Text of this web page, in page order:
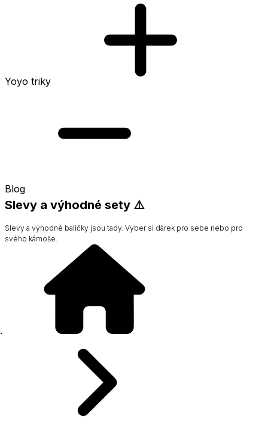
Yoyo triky
Blog
Slevy a výhodné sety ⚠️
Slevy a výhodné balíčky jsou tady. Vyber si dárek pro sebe nebo pro
svého kámoše.